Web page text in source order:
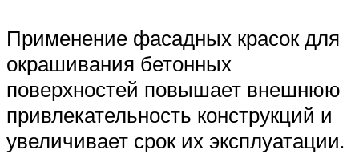
Применение фасадных красок для
окрашивания бетонных
поверхностей повышает внешнюю
привлекательность конструкций и
увеличивает срок их эксплуатации.